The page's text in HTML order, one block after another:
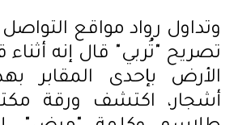
وتداول رواد مواقع التواصل
تصريح "تُربي" قال إنه أثناء
الأرض بإحدى المقابر
أشجار، اكتشف ورقة